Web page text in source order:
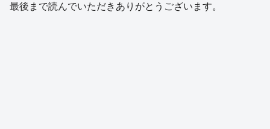
最後まで読んでいただきありがとうございます。